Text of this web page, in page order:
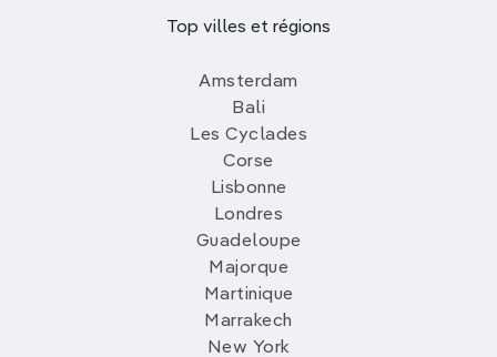
Top villes et régions
Amsterdam
Bali
Les Cyclades
Corse
Lisbonne
Londres
Guadeloupe
Majorque
Martinique
Marrakech
New York